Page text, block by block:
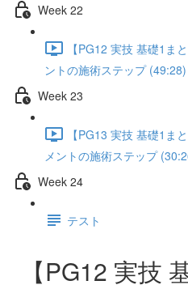
Week 22
【PG12 実技 基礎1ま
ントの施術ステップ (49:28)
Week 23
【PG13 実技 基礎1ま
メントの施術ステップ
Week 24
テスト
【PG12 実技